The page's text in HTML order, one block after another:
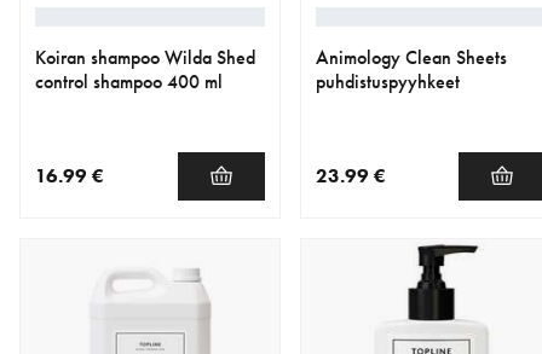
Koiran shampoo Wilda Shed
control shampoo 400 ml
16.99 €
Animology Clean Sheets
puhdistuspyyhkeet
23.99 €